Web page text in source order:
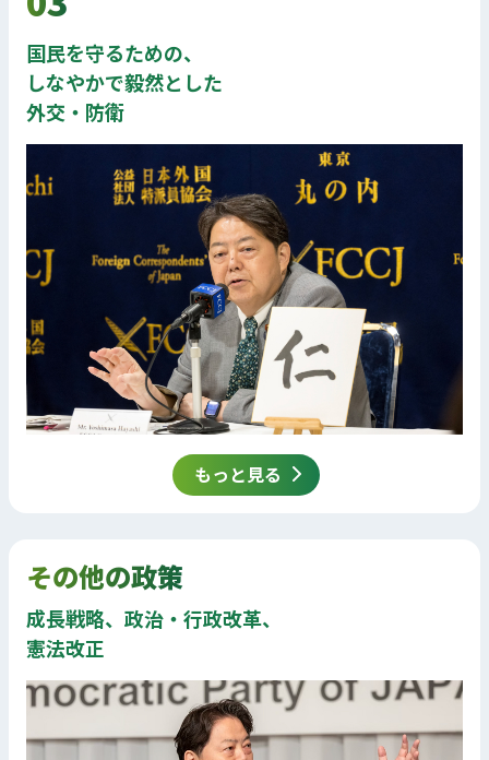
国民を守るための、
しなやかで毅然とした
外交・防衛
もっと見る
その他の政策
成長戦略、政治・行政改革、
憲法改正